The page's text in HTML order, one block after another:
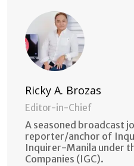
Ricky A. Brozas
Editor-in-Chief
A seasoned broadcast
reporter/anchor of
Inquirer-Manila under
Companies (IGC).